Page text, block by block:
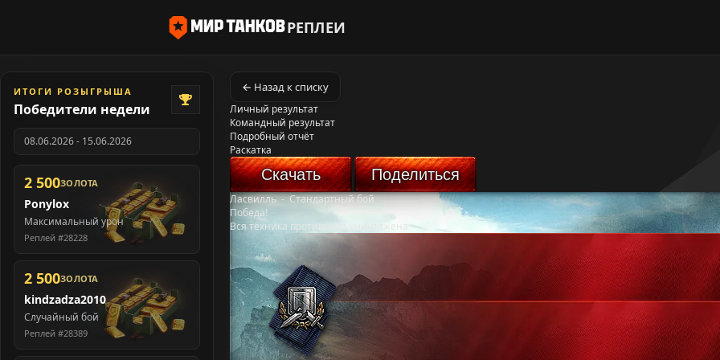
РЕПЛЕИ
ИТОГИ РОЗЫГРЫША
Победители недели
08.06.2026 - 15.06.2026
2 500ЗОЛОТА
Ponylox
Максимальный урон
Реплей #28228
2 500ЗОЛОТА
kindzadza2010
Случайный бой
Реплей #28389
← Назад к списку
Личный результат
Командный результат
Подробный отчёт
Раскатка
Скачать Поделиться
Ласвилль-Стандартный бой
Победа!
Вся техника противника уничтожена